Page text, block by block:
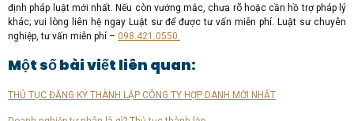
định pháp luật mới nhất. Nếu còn vướng mắc, chưa rõ hoặc cần hồ trợ pháp lý
khác; vui lòng liên hệ ngay Luật sư để được tư vấn miễn phí. Luật sư chuyên
nghiệp, tư vấn miễn phí – 098.421.0550.
Một số bài viết liên quan:
THỦ TỤC ĐĂNG KÝ THÀNH LẬP CÔNG TY HỢP DANH MỚI NHẤT